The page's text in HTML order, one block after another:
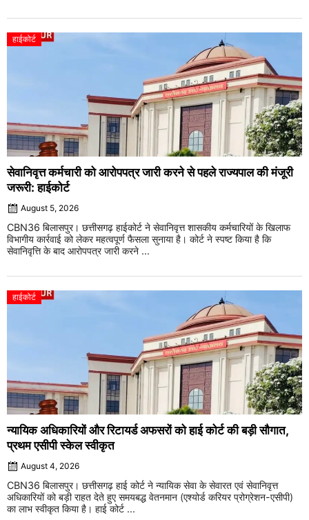
हाईकोर्ट
सेवानिवृत्त कर्मचारी को आरोपपत्र जारी करने से पहले राज्यपाल की मंजूरी
जरूरी: हाईकोर्ट
August 5, 2026
CBN36 बिलासपुर। छत्तीसगढ़ हाईकोर्ट ने सेवानिवृत्त शासकीय कर्मचारियों के खिलाफ
विभागीय कार्रवाई को लेकर महत्वपूर्ण फैसला सुनाया है। कोर्ट ने स्पष्ट किया है कि
सेवानिवृत्ति के बाद आरोपपत्र जारी करने ...
हाईकोर्ट
न्यायिक अधिकारियों और रिटायर्ड अफसरों को हाई कोर्ट की बड़ी सौगात,
प्रथम एसीपी स्केल स्वीकृत
August 4, 2026
CBN36 बिलासपुर। छत्तीसगढ़ हाई कोर्ट ने न्यायिक सेवा के सेवारत एवं सेवानिवृत्त
अधिकारियों को बड़ी राहत देते हुए समयबद्ध वेतनमान (एश्योर्ड करियर प्रोग्रेशन-एसीपी)
का लाभ स्वीकृत किया है। हाई कोर्ट ...